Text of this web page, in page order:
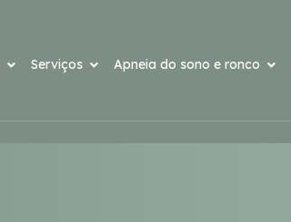
Serviços Apneia do sono e ronco